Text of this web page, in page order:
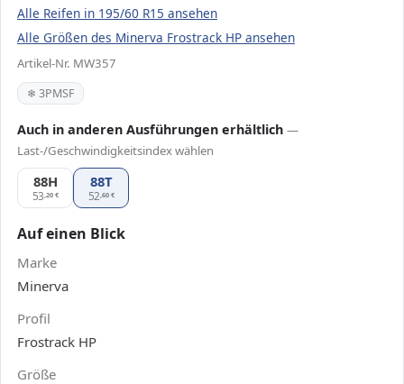
Alle Reifen in 195/60 R15 ansehen
Alle Größen des Minerva Frostrack HP ansehen
Artikel-Nr. MW357
❄ 3PMSF
Auch in anderen Ausführungen erhältlich —
Last-/Geschwindigkeitsindex wählen
88H
53,20 €
Minerva Frostrack HP 195/60 R15, Ausführung 88H
88T
52,60 €
Auf einen Blick
Marke
Minerva
Profil
Frostrack HP
Größe